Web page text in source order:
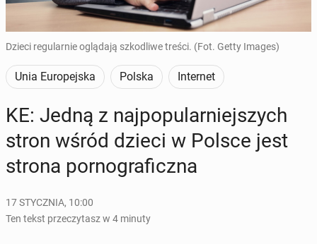
Dzieci regularnie oglądają szkodliwe treści. (Fot. Getty Images)
Unia Europejska Polska Internet
KE: Jedną z naj­po­pu­lar­niej­szych
stron wśród dzieci w Polsce jest
strona por­no­gra­ficz­na
17 STYCZNIA, 10:00
Ten tekst przeczytasz w 4 minuty